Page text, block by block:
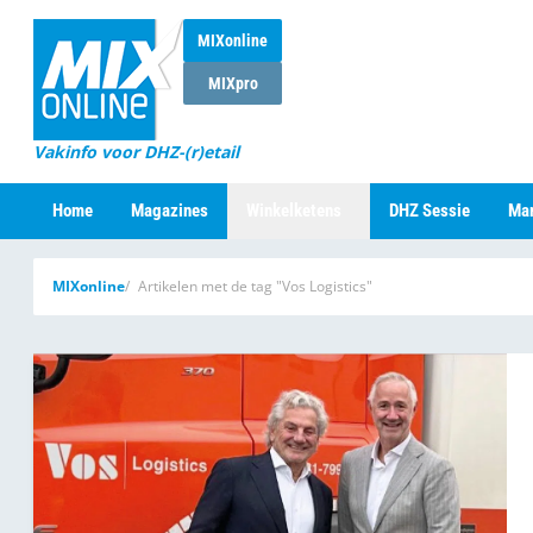
MIXonline
MIXpro
Vakinfo voor DHZ-(r)etail
Home Magazines DHZ Sessie
MIXonline Artikelen met de tag "Vos Logistics"